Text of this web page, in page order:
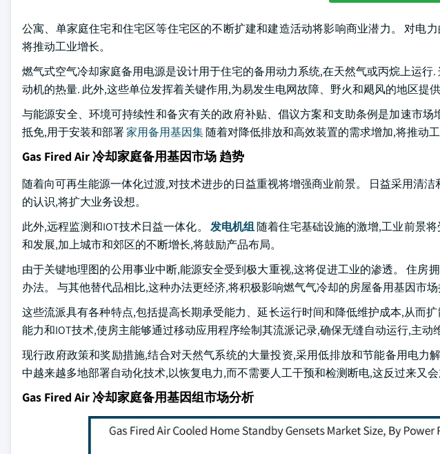
公寓、单家庭住宅和住宅区等住宅区的不断扩建和建造活动将影响商业潜力。 对电
将推动工业增长。
燃气式空气冷却家庭备用电源是设计用于住宅的备用动力系统,在天然气或丙烷上运
动机的热量. 此外,这些单位发挥着关键作用,为易发生电网故障、野火和飓风的地区提供
与能源安全、环境可持续性和备灾有关的政府补贴、倡议方案和支助条例是加速市
抵免,用于安装和部署家用备用基因集随着对降低排放和高效装置的需求增加,将推动工
Gas Fired Air 冷却家庭备用基因市场 趋势
随着向可再生能源一体化过渡,对技术进步的日益重视将增强商业前景。 日益采用清
的认识,将扩大业务设想。
此外,远程监测和IOT技术日益一体化。 发电机组随着住宅基础设施的激增,工业前景
和发展,加上城市和郊区的不断增长,将鼓励产品布局。
由于关键地理图的公用事业中断,能源安全受到极大重视,这将促进工业的渗透。 住房
办法。 与其他替代品相比,这种办法更经济,将积极影响燃气气冷却的房屋备用基因市场
这些流派具有各种特点,包括提高长期承受能力、延长运行时间和降低维护成本,从而
能力和IOT技术,使房主能够通过移动应用程序绘制其流派记录,确保无缝自动运行,主动
现行政府政策和奖励措施,结合对天然气系统的大量投资,采用低排放和节能备用电力
中越来越多地部署自动化技术,以恢复电力,而不需要人工干预和检测断电,这反过来又会
Gas Fired Air 冷却家庭备用基因组市场分析